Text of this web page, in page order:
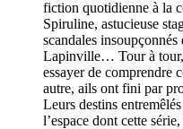
fiction quotidienne à la
Spiruline, astucieuse
scandales insoupçonnés
Lapinville… Tour à
essayer de comprendre
autre, ails ont fini par
Leurs destins
l’espace dont cette